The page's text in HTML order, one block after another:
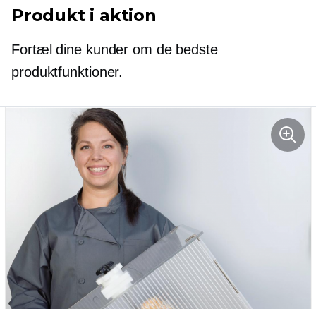
Produkt i aktion
Fortæl dine kunder om de bedste
produktfunktioner.